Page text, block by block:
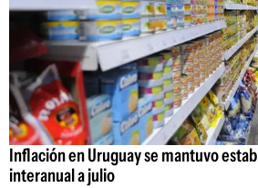
Inflación en Uruguay se mantuvo
interanual a julio